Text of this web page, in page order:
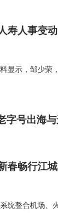
寿人事变
显示，邹少荣
至2025年四季
字号出海
春畅行江
统整合机场、